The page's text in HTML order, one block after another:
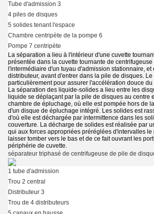
Tube d'admission 3
4 piles de disques
5 solides tenant l'espace
Chambre centripète de la pompe 6
Pompe 7 centripète
La séparation a lieu à l'intérieur d'une cuvette
présentée dans la cuvette tournante de
l'intermédiaire d'un tuyau d'admission stationnaire, et
distributeur, avant d'entrer dans la pile de disques.
particulièrement pour assurer l'accélération douce
La séparation des liquide-solides a lieu entre les
liquide se déplaçant par la pile de disques au centre
chambre de épluchage, où elle est pompée hors de
d'un disque de épluchage intégré. Les solides est
d'où elle est déchargée par intermittence dans les
couverture. La décharge de solides est réalisée par
qui aux forces appropriées préréglées d'intervalles le
laisser tomber vers le bas et de ce fait ouvrant les
périphérie de cuvette.
séparateur triphasé de centrifugeuse de pile de
1 tube d'admission
Trou 2 central
Distributeur 3
Trou de 4 distributeurs